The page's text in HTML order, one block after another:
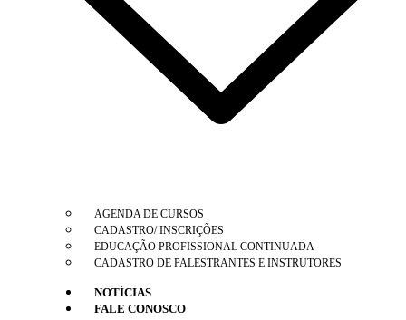
AGENDA DE CURSOS
CADASTRO/ INSCRIÇÕES
EDUCAÇÃO PROFISSIONAL CONTINUADA
CADASTRO DE PALESTRANTES E INSTRUTORES
NOTÍCIAS
FALE CONOSCO